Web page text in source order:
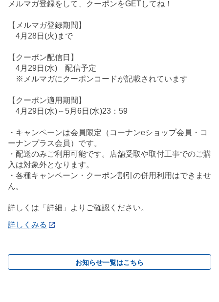
メルマガ登録をして、クーポンをGETしてね！
【メルマガ登録期間】
4月28日(火)まで
【クーポン配信日】
4月29日(水) 配信予定
※メルマガにクーポンコードが記載されています
【クーポン適用期間】
4月29日(水)～5月6日(水)23：59
・キャンペーンは会員限定（コーナンeショップ会員・コ
ーナンプラス会員）です。
・配送のみご利用可能です。店舗受取や取付工事でのご購
入は対象外となります。
・各種キャンペーン・クーポン割引の併用利用はできませ
ん。
詳しくは「詳細」よりご確認ください。
詳しくみる
お知らせ一覧はこちら